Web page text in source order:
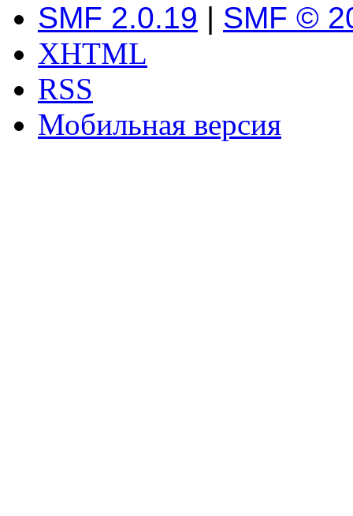
SMF 2.0.19 | SMF ©
XHTML
RSS
Мобильная версия